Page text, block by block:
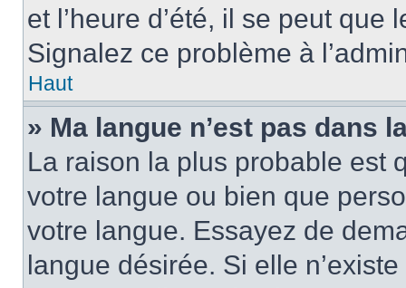
et l’heure d’été, il se peut que
Signalez ce problème à
Haut
» Ma langue n’est pas dans
La raison la plus probable est
votre langue ou bien que
votre langue. Essayez de
langue désirée. Si elle